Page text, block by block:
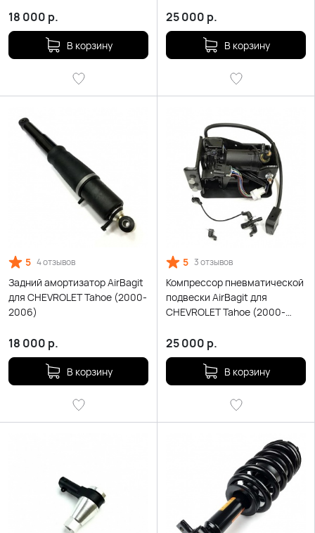
18 000 р.
В корзину
25 000 р.
В корзину
5 4 отзывов
Задний амортизатор AirBagit
для CHEVROLET Tahoe (2000-
2006)
18 000 р.
В корзину
5 3 отзывов
Компрессор пневматической
подвески AirBagit для
CHEVROLET Tahoe (2000-
25 000 р.
В корзину